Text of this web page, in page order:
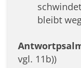
bleibt
vgl. 11b))